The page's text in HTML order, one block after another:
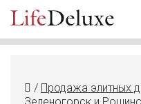
/ Продажа элитных
1, литера Л
+7 (921) 8613609